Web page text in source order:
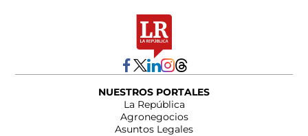
NUESTROS PORTALES
La República
Agronegocios
Asuntos Legales